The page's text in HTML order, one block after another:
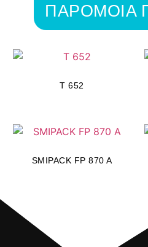
ΠΑΡΟΜΟΙΑ
T 652
SMIPACK FP 870 A